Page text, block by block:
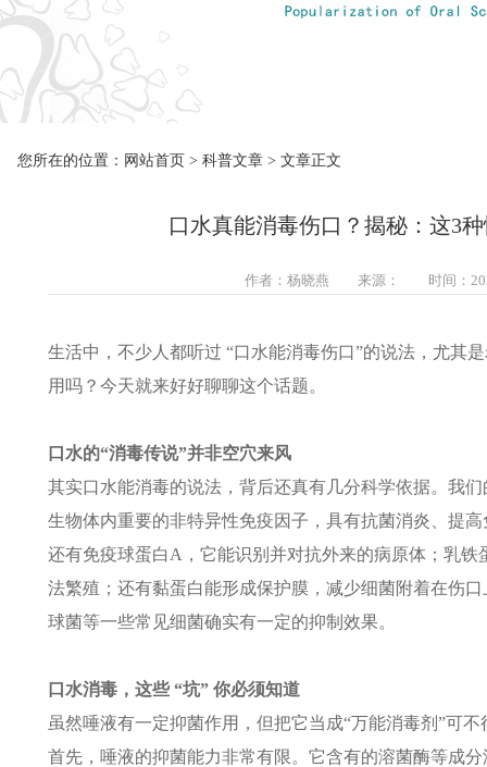
您所在的位置： 网站首页 > 科普文章 > 文章正文
口水真能消毒伤口？揭秘：这3
作者：杨晓燕 来源： 时间：
生活中，不少人都听过 “口水能消毒伤口”的说法，尤其
用吗？今天就来好好聊聊这个话题。
口水的“消毒传说”并非空穴来风​
其实口水能消毒的说法，背后还真有几分科学依据。我
生物体内重要的非特异性免疫因子，具有抗菌消炎、提
还有免疫球蛋白A，它能识别并对抗外来的病原体；乳
法繁殖；还有黏蛋白能形成保护膜，减少细菌附着在伤
球菌等一些常见细菌确实有一定的抑制效果。​
口水消毒，这些 “坑” 你必须知道​
虽然唾液有一定抑菌作用，但把它当成“万能消毒剂”可不
首先，唾液的抑菌能力非常有限。它含有的溶菌酶等成